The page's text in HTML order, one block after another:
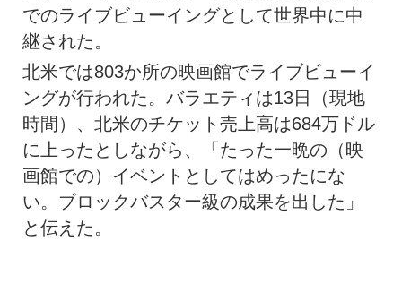
でのライブビューイングとして世界中に中
継された。
北米では803か所の映画館でライブビューイ
ングが行われた。バラエティは13日（現地
時間）、北米のチケット売上高は684万ドル
に上ったとしながら、「たった一晩の（映
画館での）イベントとしてはめったにな
い。ブロックバスター級の成果を出した」
と伝えた。